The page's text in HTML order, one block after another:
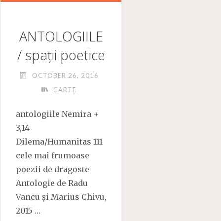
ANTOLOGIILE
/ spații poetice
OCTOBER 26, 2016
CARTE
antologiile Nemira +
3,14
Dilema/Humanitas 111
cele mai frumoase
poezii de dragoste
Antologie de Radu
Vancu și Marius Chivu,
2015 …